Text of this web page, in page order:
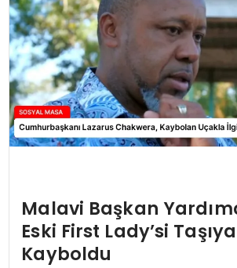
Malavi Başkan
Eski First Lady’si
Kayboldu